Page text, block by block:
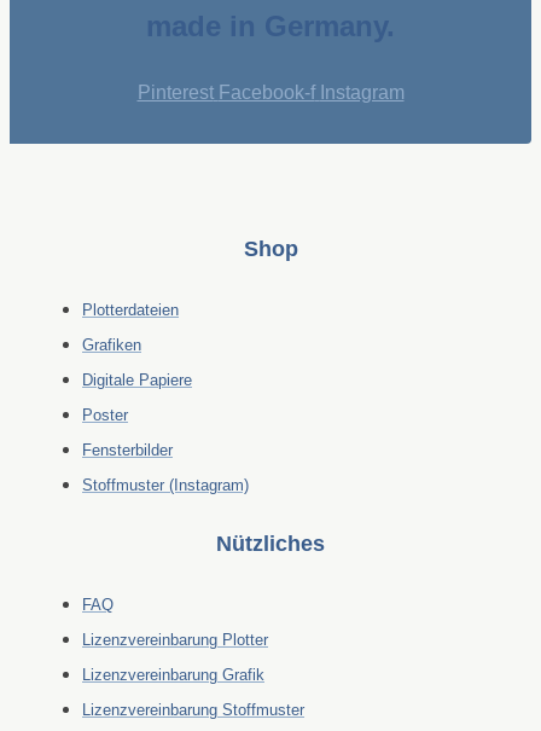
made in Germany.
Pinterest Facebook-f Instagram
Shop
Plotterdateien
Grafiken
Digitale Papiere
Poster
Fensterbilder
Stoffmuster (Instagram)
Nützliches
FAQ
Lizenzvereinbarung Plotter
Lizenzvereinbarung Grafik
Lizenzvereinbarung Stoffmuster